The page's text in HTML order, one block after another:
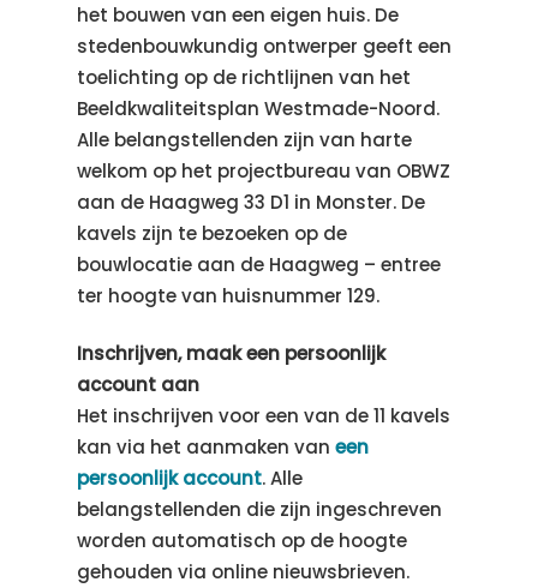
het bouwen van een eigen huis. De
stedenbouwkundig ontwerper geeft een
toelichting op de richtlijnen van het
Beeldkwaliteitsplan Westmade-Noord.
Alle belangstellenden zijn van harte
welkom op het projectbureau van OBWZ
aan de Haagweg 33 D1 in Monster. De
kavels zijn te bezoeken op de
bouwlocatie aan de Haagweg – entree
ter hoogte van huisnummer 129.
Inschrijven, maak een persoonlijk
account aan
Het inschrijven voor een van de 11 kavels
kan via het aanmaken van een
persoonlijk account. Alle
belangstellenden die zijn ingeschreven
worden automatisch op de hoogte
gehouden via online nieuwsbrieven.